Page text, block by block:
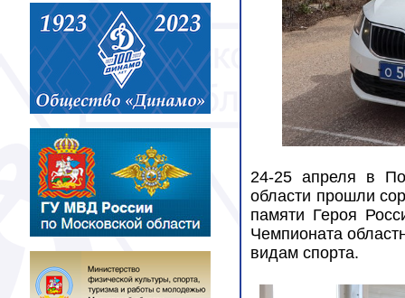
24-25 апреля в
области прошли
памяти Героя
Чемпионата
видам спорта.